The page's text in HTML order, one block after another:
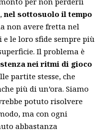
nel sottosuolo il tempo
non avere fretta nel
le loro sfide sempre più
Il problema è
nei ritmi di gioco
partite stesse, che
più di un’ora. Siamo
potuto risolvere
ma con ogni
abbastanza